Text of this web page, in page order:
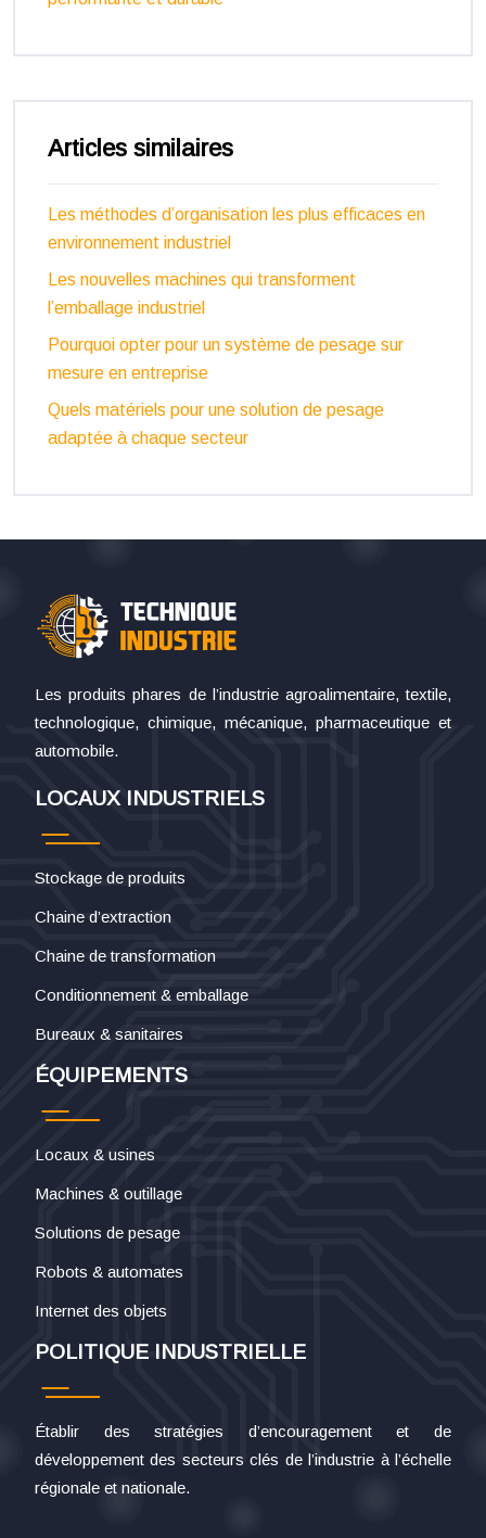
Articles similaires
Les méthodes d’organisation les plus efficaces en
environnement industriel
Les nouvelles machines qui transforment
l’emballage industriel
Pourquoi opter pour un système de pesage sur
mesure en entreprise
Quels matériels pour une solution de pesage
adaptée à chaque secteur
Les produits phares de l’industrie agroalimentaire, textile,
technologique, chimique, mécanique, pharmaceutique et
automobile.
LOCAUX INDUSTRIELS
Stockage de produits
Chaine d’extraction
Chaine de transformation
Conditionnement & emballage
Bureaux & sanitaires
ÉQUIPEMENTS
Locaux & usines
Machines & outillage
Solutions de pesage
Robots & automates
Internet des objets
POLITIQUE INDUSTRIELLE
Établir des stratégies d’encouragement et de
développement des secteurs clés de l’industrie à l’échelle
régionale et nationale.